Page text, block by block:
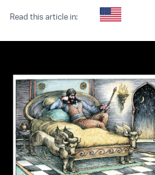
Read this article in: